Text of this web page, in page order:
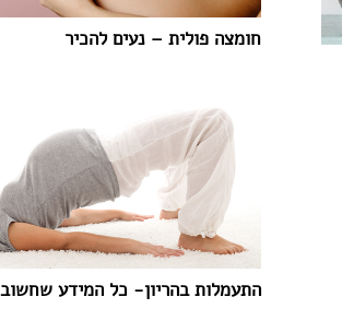
חומצה פולית – נעים להכיר
התעמלות בהריון- כל המידע